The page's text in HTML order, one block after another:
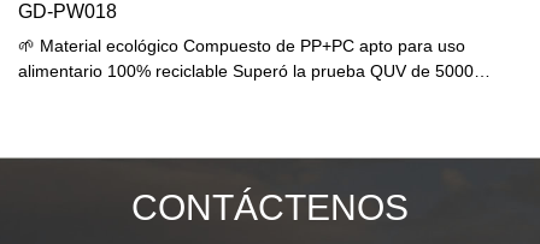
GD-PW018
🌱 Material ecológico Compuesto de PP+PC apto para uso
alimentario 100% reciclable Superó la prueba QUV de 5000
CONTÁCTENOS